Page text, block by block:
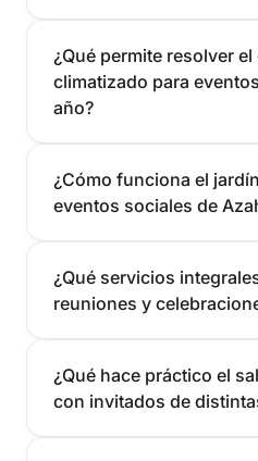
¿Qué permite resolver
climatizado para
año?
¿Cómo funciona el
eventos sociales de
¿Qué servicios
reuniones y
¿Qué hace práctico el
con invitados de